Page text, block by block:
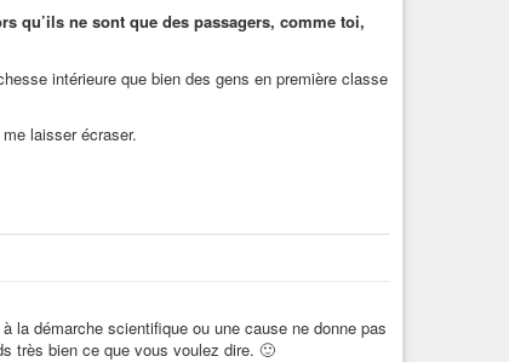
ensemble. L’agenda radical veut effacer cette
patrimoine vivant de l’humanité.
(comme avec les visons d’élevages libérés par
et à la mort atroce des animaux, incapables de
la fin définitive de la possession animale.
qu’ils ne sont que des passagers, comme toi,
intérieure que bien des gens en première classe
laisser écraser.
la démarche scientifique ou une cause ne donne pas
très bien ce que vous voulez dire. 🙂